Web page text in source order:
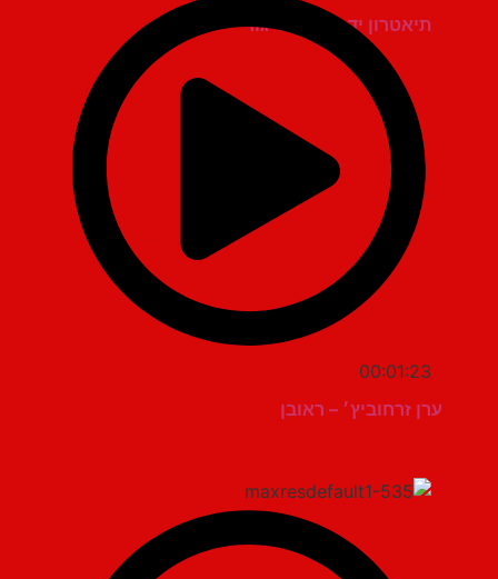
תיאטרון יד למגינים יגור
00:01:23
ערן זרחוביץ׳ – ראובן